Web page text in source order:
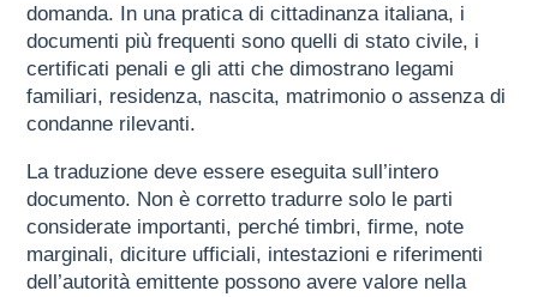
domanda. In una pratica di cittadinanza italiana, i
documenti più frequenti sono quelli di stato civile, i
certificati penali e gli atti che dimostrano legami
familiari, residenza, nascita, matrimonio o assenza di
condanne rilevanti.
La traduzione deve essere eseguita sull’intero
documento. Non è corretto tradurre solo le parti
considerate importanti, perché timbri, firme, note
marginali, diciture ufficiali, intestazioni e riferimenti
dell’autorità emittente possono avere valore nella